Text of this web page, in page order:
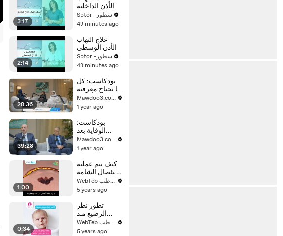
3:17
الأذن الداخلية
Sotor -سطور
49 minutes ago
2:14
علاج التهاب
الأذن الوسطى
Sotor -سطور
48 minutes ago
28:36
بودكاست: كل
ما تحتاج معرفته
عن أسرار
اللوكيميا
Mawdoo3.com
1 year ago
39:28
بودكاست:
الوقاية بعد
الشفاء من
سرطان الثدي
Mawdoo3.com
1 year ago
1:00
كيف تتم عملية
استئصال الشامة
والخلية
السرطانية من
WebTeb ويب طب
5 years ago
0:34
تطور نظر
الرضيع منذ
الولادة حتى
السنة
WebTeb ويب طب
5 years ago